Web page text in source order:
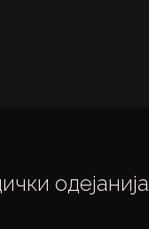
одејанија